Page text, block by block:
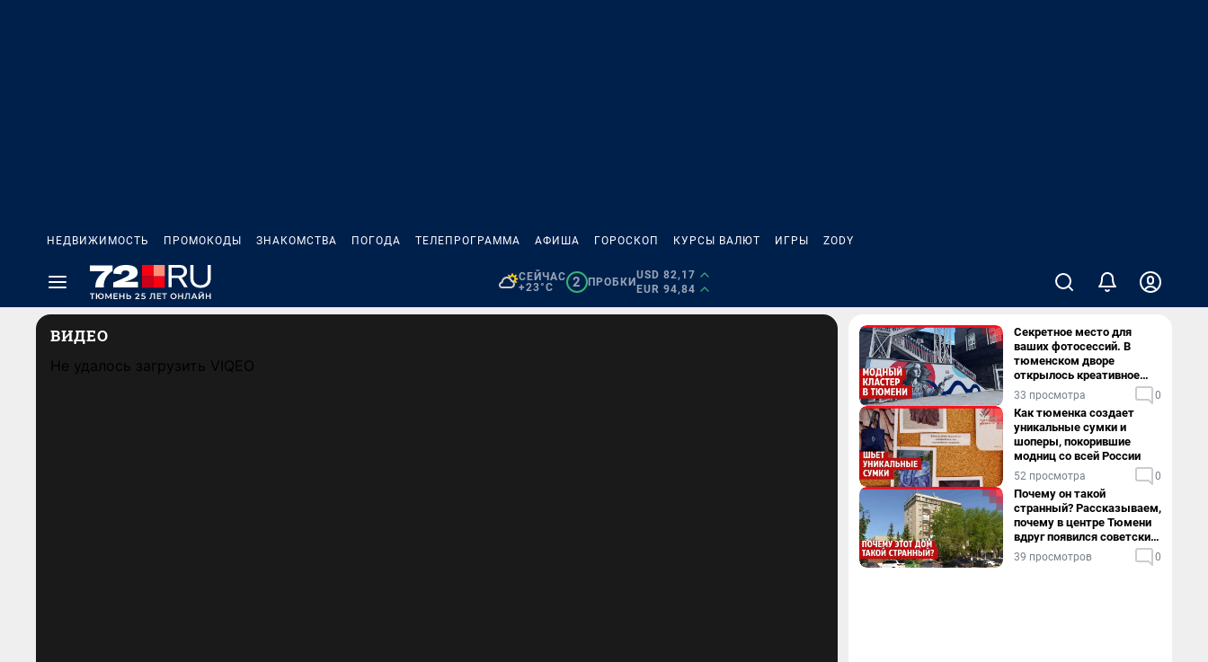
НЕДВИЖИМОСТЬ ПРОМОКОДЫ ЗНАКОМСТВА ПОГОДА ТЕЛЕПРОГРАММА АФИША ГОРОСКОП КУРСЫ ВАЛЮТ ИГРЫ ZODY
СЕЙЧАС
+23°C
2 ПРОБКИ
USD 82,17
EUR 94,84
ВИДЕО
Не удалось загрузить VIQEO
Секретное место для
ваших фотосессий. В
тюменском дворе
открылось креативное
пространство — видео
33 просмотра 0
Как тюменка создает
уникальные сумки и
шоперы, покорившие
модниц со всей России
52 просмотра 0
Почему он такой
странный? Рассказываем,
почему в центре Тюмени
вдруг появился советский
пентхаус
39 просмотров 0